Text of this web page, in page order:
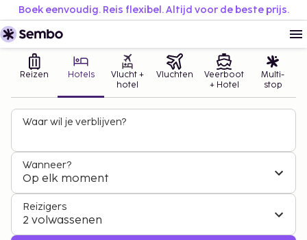
Boek eenvoudig. Reis flexibel. Altijd voor de beste prijs.
Reizen Hotels
Vlucht +
hotel
Vluchten
Veerboot
+ Hotel
Multi-
stop
Waar wil je verblijven?
Wanneer?
Op elk moment
Reizigers
2 volwassenen